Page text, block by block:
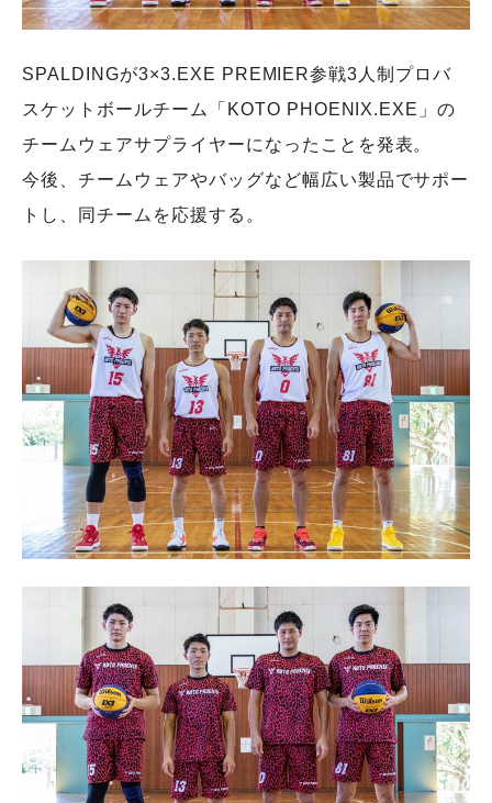
SPALDINGが3×3.EXE PREMIER参戦3人制プロバ
スケットボールチーム「KOTO PHOENIX.EXE」の
チームウェアサプライヤーになったことを発表。
今後、チームウェアやバッグなど幅広い製品でサポー
トし、同チームを応援する。